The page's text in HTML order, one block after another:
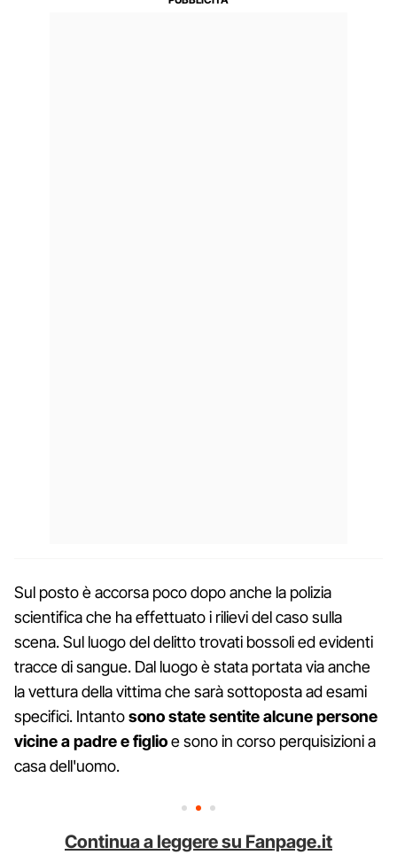
Sul posto è accorsa poco dopo anche la polizia
scientifica che ha effettuato i rilievi del caso sulla
scena. Sul luogo del delitto trovati bossoli ed evidenti
tracce di sangue. Dal luogo è stata portata via anche
la vettura della vittima che sarà sottoposta ad esami
specifici. Intantosono state sentite alcune persone
vicine a padre e figlioe sono in corso perquisizioni a
casa dell'uomo.
Continua a leggere su Fanpage.it